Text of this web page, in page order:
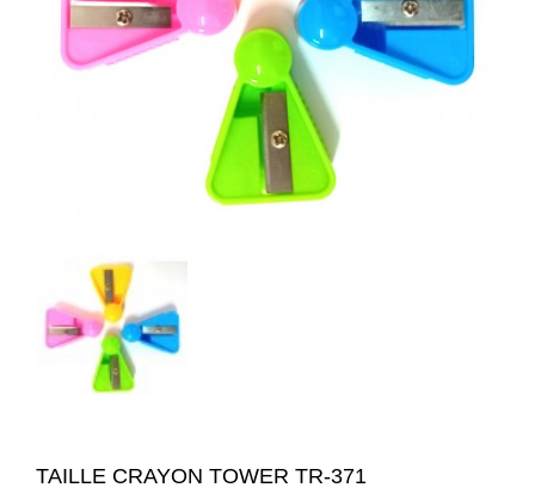
TAILLE CRAYON TOWER TR-371